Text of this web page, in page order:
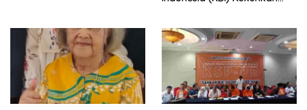
Tema: “Penguatan dan
Pengembangan Organisasi
KBI yang Berbasis Riset di
seluruh Indonesia dan
Mancanegara”.